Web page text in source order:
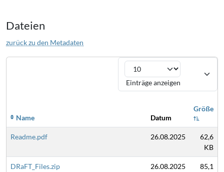
Dateien
zurück zu den Metadaten
Einträge anzeigen
Name Datum
Größe
Readme.pdf 26.08.2025
62,6
KB
DRaFT_Files.zip 26.08.2025
85,1